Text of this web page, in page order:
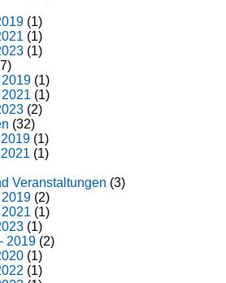
(1)
(1)
(1)
(1)
(1)
(2)
(32)
(1)
(1)
Veranstaltungen (3)
(2)
(1)
(1)
2019 (2)
(1)
(1)